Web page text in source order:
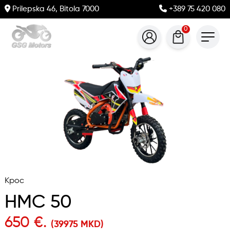
Prilepska 46, Bitola 7000 +389 75 420 080
0
Крос
HMC 50
650 €. (39975 MKD)